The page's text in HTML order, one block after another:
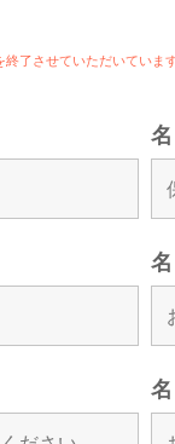
終了させていただいていま